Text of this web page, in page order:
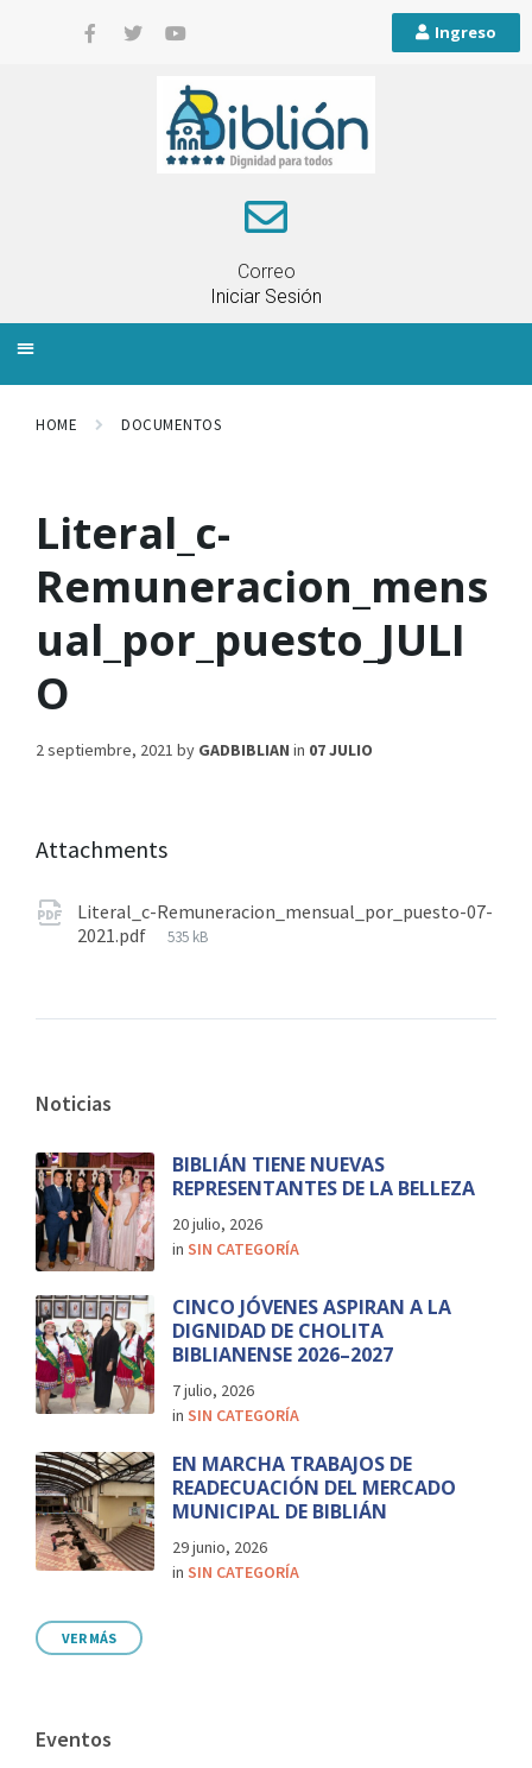
Ingreso
Correo
Iniciar Sesión
HOME DOCUMENTOS
Literal_c-
Remuneracion_mens
ual_por_puesto_JULI
O
2 septiembre, 2021 by GADBIBLIAN in 07 JULIO
Attachments
Literal_c-Remuneracion_mensual_por_puesto-07-
2021.pdf
535 kB
Noticias
BIBLIÁN TIENE NUEVAS
REPRESENTANTES DE LA BELLEZA
20 julio, 2026
in SIN CATEGORÍA
CINCO JÓVENES ASPIRAN A LA
DIGNIDAD DE CHOLITA
BIBLIANENSE 2026–2027
7 julio, 2026
in SIN CATEGORÍA
EN MARCHA TRABAJOS DE
READECUACIÓN DEL MERCADO
MUNICIPAL DE BIBLIÁN
29 junio, 2026
in SIN CATEGORÍA
VER MÁS
Eventos